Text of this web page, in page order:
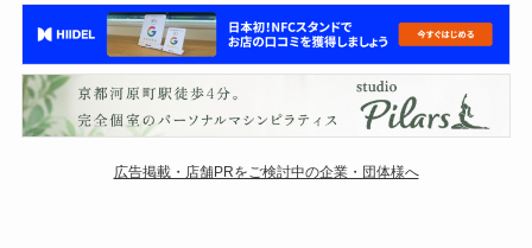
広告掲載・店舗PRをご検討中の企業・団体様へ